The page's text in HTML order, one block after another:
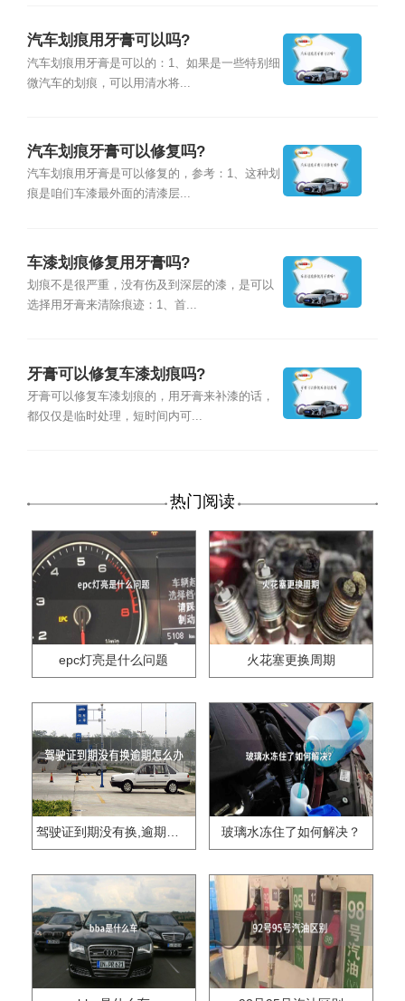
汽车划痕用牙膏可以吗?
汽车划痕用牙膏是可以的：1、如果是一些特别细
微汽车的划痕，可以用清水将...
汽车划痕牙膏可以修复吗?
汽车划痕用牙膏是可以修复的，参考：1、这种划
痕是咱们车漆最外面的清漆层...
车漆划痕修复用牙膏吗?
划痕不是很严重，没有伤及到深层的漆，是可以
选择用牙膏来清除痕迹：1、首...
牙膏可以修复车漆划痕吗?
牙膏可以修复车漆划痕的，用牙膏来补漆的话，
都仅仅是临时处理，短时间内可...
热门阅读
epc灯亮是什么问题 火花塞更换周期
驾驶证到期没有换,逾期怎么办?? 玻璃水冻住了如何解决？